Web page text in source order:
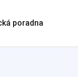
poradna